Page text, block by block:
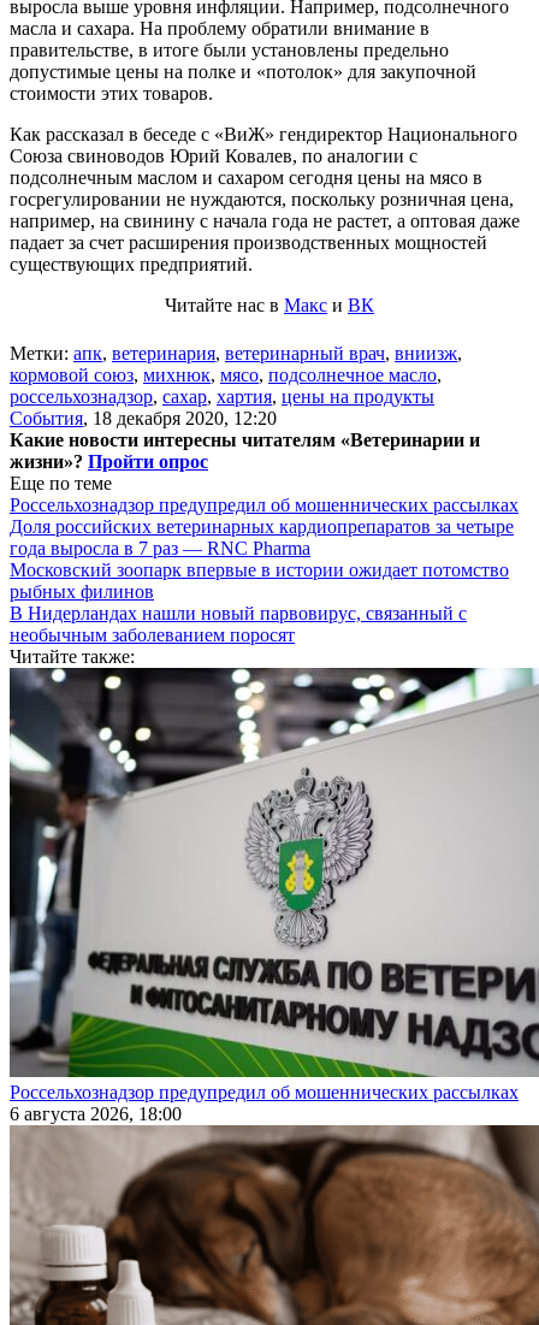
выросла выше уровня инфляции. Например, подсолнечного
масла и сахара. На проблему обратили внимание в
правительстве, в итоге были установлены предельно
допустимые цены на полке и «потолок» для закупочной
стоимости этих товаров.
Как рассказал в беседе с «ВиЖ» гендиректор Национального
Союза свиноводов Юрий Ковалев, по аналогии с
подсолнечным маслом и сахаром сегодня цены на мясо в
госрегулировании не нуждаются, поскольку розничная цена,
например, на свинину с начала года не растет, а оптовая даже
падает за счет расширения производственных мощностей
существующих предприятий.
Читайте нас в Макс и ВК
Метки: апк, ветеринария, ветеринарный врач, вниизж,
кормовой союз, михнюк, мясо, подсолнечное масло,
россельхознадзор, сахар, хартия, цены на продукты
События, 18 декабря 2020, 12:20
Какие новости интересны читателям «Ветеринарии и
жизни»? Пройти опрос
Еще по теме
Россельхознадзор предупредил об мошеннических рассылках
Доля российских ветеринарных кардиопрепаратов за четыре
года выросла в 7 раз — RNC Pharma
Московский зоопарк впервые в истории ожидает потомство
рыбных филинов
В Нидерландах нашли новый парвовирус, связанный с
необычным заболеванием поросят
Читайте также:
Россельхознадзор предупредил об мошеннических рассылках
6 августа 2026, 18:00